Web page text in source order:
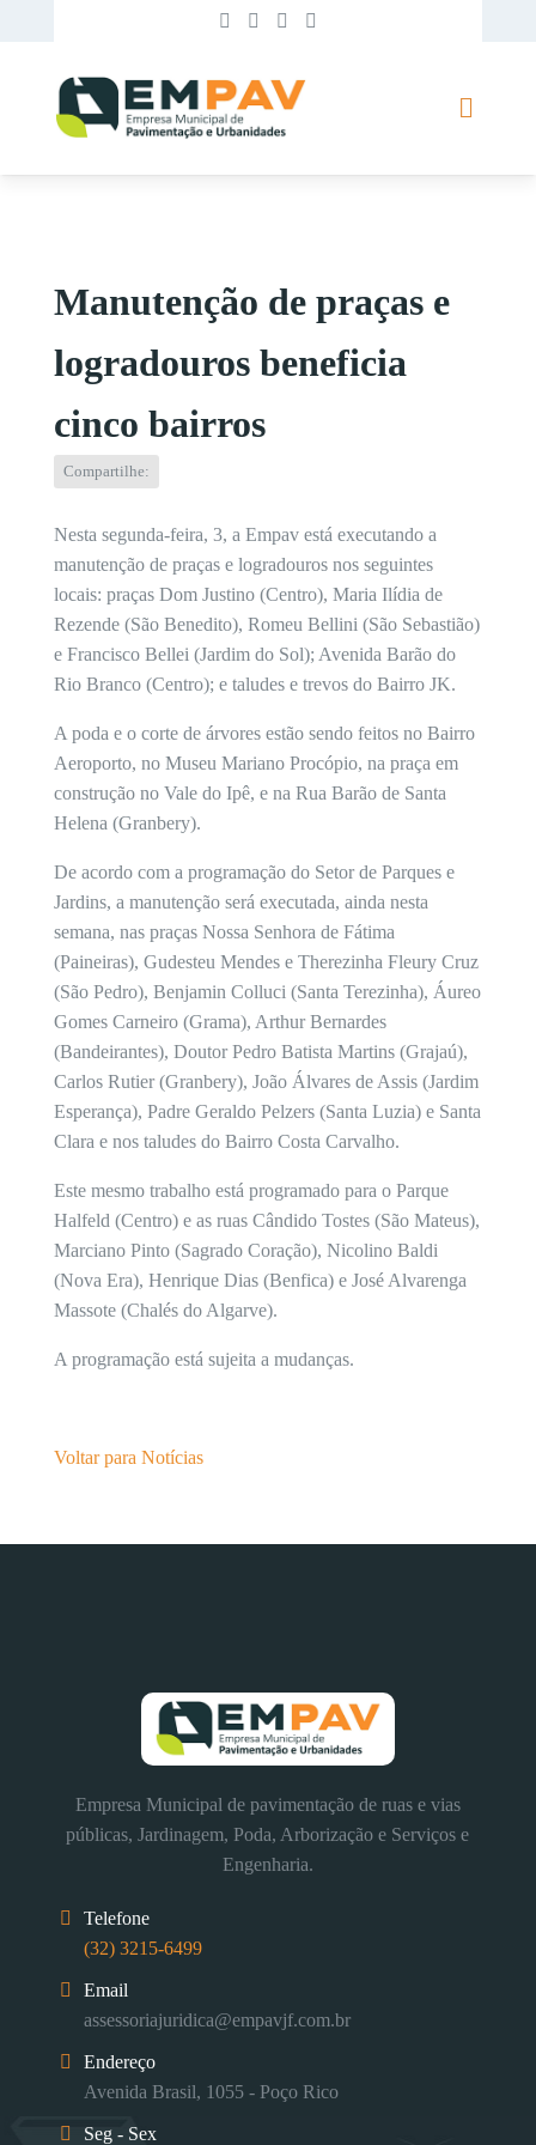
Manutenção de praças e
logradouros beneficia
cinco bairros
Compartilhe:
Nesta segunda-feira, 3, a Empav está executando a
manutenção de praças e logradouros nos seguintes
locais: praças Dom Justino (Centro), Maria Ilídia de
Rezende (São Benedito), Romeu Bellini (São Sebastião)
e Francisco Bellei (Jardim do Sol); Avenida Barão do
Rio Branco (Centro); e taludes e trevos do Bairro JK.
A poda e o corte de árvores estão sendo feitos no Bairro
Aeroporto, no Museu Mariano Procópio, na praça em
construção no Vale do Ipê, e na Rua Barão de Santa
Helena (Granbery).
De acordo com a programação do Setor de Parques e
Jardins, a manutenção será executada, ainda nesta
semana, nas praças Nossa Senhora de Fátima
(Paineiras), Gudesteu Mendes e Therezinha Fleury Cruz
(São Pedro), Benjamin Colluci (Santa Terezinha), Áureo
Gomes Carneiro (Grama), Arthur Bernardes
(Bandeirantes), Doutor Pedro Batista Martins (Grajaú),
Carlos Rutier (Granbery), João Álvares de Assis (Jardim
Esperança), Padre Geraldo Pelzers (Santa Luzia) e Santa
Clara e nos taludes do Bairro Costa Carvalho.
Este mesmo trabalho está programado para o Parque
Halfeld (Centro) e as ruas Cândido Tostes (São Mateus),
Marciano Pinto (Sagrado Coração), Nicolino Baldi
(Nova Era), Henrique Dias (Benfica) e José Alvarenga
Massote (Chalés do Algarve).
A programação está sujeita a mudanças.
Voltar para Notícias
Empresa Municipal de pavimentação de ruas e vias
públicas, Jardinagem, Poda, Arborização e Serviços e
Engenharia.
Telefone
(32) 3215-6499
Email
assessoriajuridica@empavjf.com.br
Endereço
Avenida Brasil, 1055 - Poço Rico
Seg - Sex